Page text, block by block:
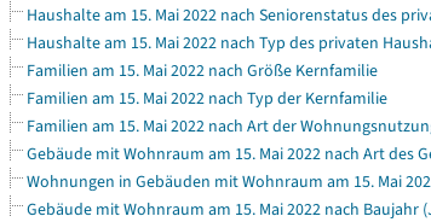
Haushalte am 15. Mai 2022 nach Seniorenstatus des
Haushalte am 15. Mai 2022 nach Typ des privaten
Familien am 15. Mai 2022 nach Größe Kernfamilie
Familien am 15. Mai 2022 nach Typ der Kernfamilie
Familien am 15. Mai 2022 nach Art der
Gebäude mit Wohnraum am 15. Mai 2022 nach Art des
Wohnungen in Gebäuden mit Wohnraum am 15. Mai
Gebäude mit Wohnraum am 15. Mai 2022 nach Baujahr